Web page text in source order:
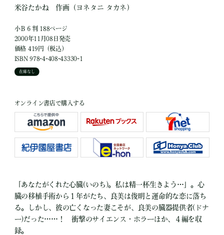
米谷たかね 作画 （ヨネタニ タカネ）
小Ｂ６判 188ページ
2000年11月08日発売
価格 419円（税込）
ISBN 978-4-408-43330-1
在庫なし
オンライン書店で購入する
「あなたがくれた心臓(いのち)。私は精一杯生きよう…」。心
臓の移植手術から１年がたち、良美は俊明と運命的な恋に落ち
る。しかし、彼の亡くなった妻こそが、良美の臓器提供者(ドナ
ー)だった……！ 衝撃のサイエンス・ホラーほか、４編を収
録。